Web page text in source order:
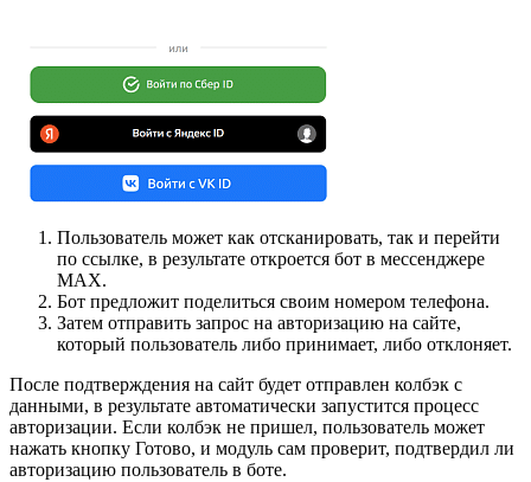
Пользователь может как отсканировать, так и перейти
по ссылке, в результате откроется бот в мессенджере
MAX.
Бот предложит поделиться своим номером телефона.
Затем отправить запрос на авторизацию на сайте,
который пользователь либо принимает, либо отклоняет.
После подтверждения на сайт будет отправлен колбэк с
данными, в результате автоматически запустится процесс
авторизации. Если колбэк не пришел, пользователь может
нажать кнопку Готово, и модуль сам проверит, подтвердил ли
авторизацию пользователь в боте.